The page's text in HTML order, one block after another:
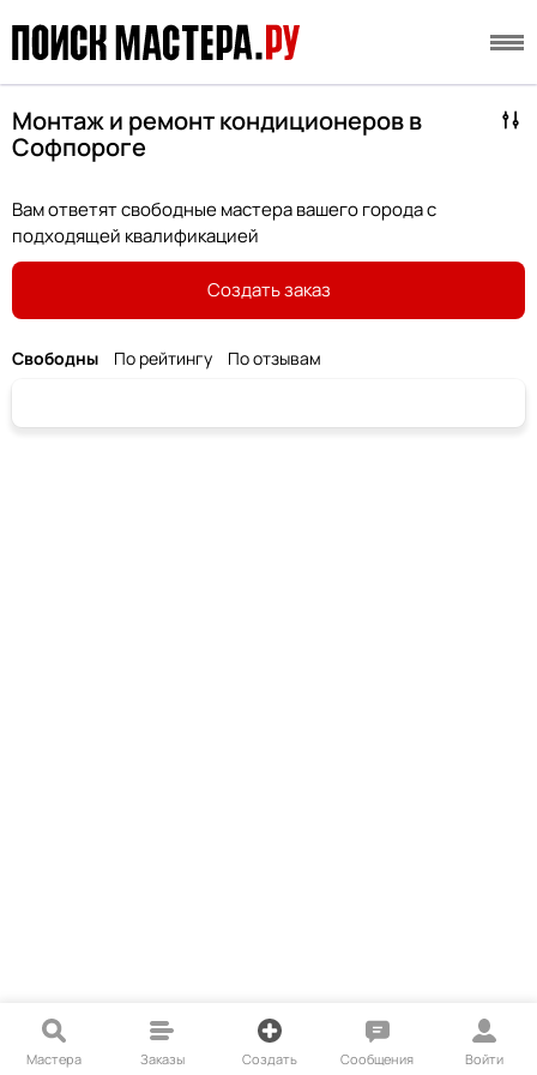
Монтаж и ремонт кондиционеров в
Софпороге
Вам ответят свободные мастера вашего города с
подходящей квалификацией
Создать заказ
Свободны По рейтингу По отзывам
Мастера Заказы Создать Сообщения Войти